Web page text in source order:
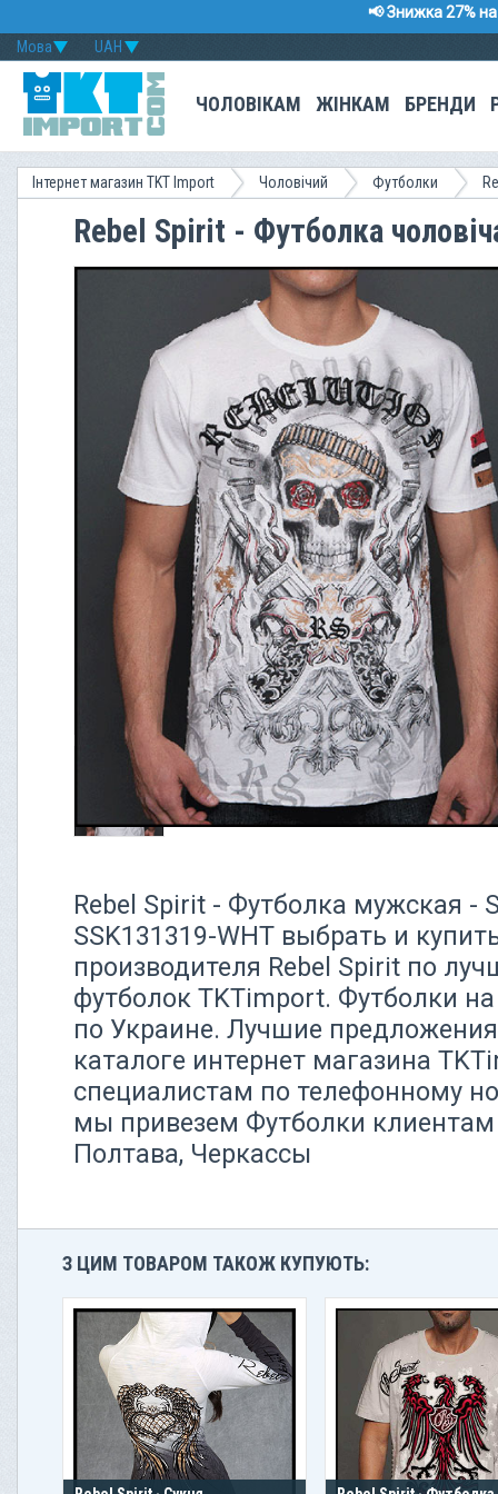
📢 Знижка 27%
UAH
Мова
ЧОЛОВІКАМ ЖІНКАМ БРЕНДИ
Інтернет магазин TKT Import Чоловічий Футболки
Rebel Spirit - Футболка
Rebel Spirit - Футболка мужская -
SSK131319-WHT выбрать и
производителя Rebel Spirit по
футболок TKTimport. Футболки
по Украине. Лучшие
каталоге интернет магазина
специалистам по телефонному
мы привезем Футболки
Полтава, Черкассы
З ЦИМ ТОВАРОМ ТАКОЖ КУПУЮТЬ: